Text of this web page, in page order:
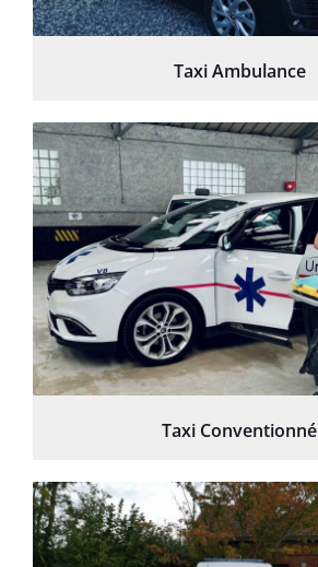
Taxi Ambulance
Taxi Conventionné